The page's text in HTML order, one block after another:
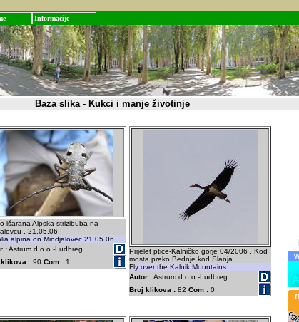
Informacije
Baza slika - Kukci i manje životinje
išarana Alpska strizibuba na
. 21.05.06
alpina on Mindjalovec 21.05.06.
:Astrum d.o.o.-Ludbreg
: 90 Com : 1
Prijelet ptice-Kalničko gorje 04/2006 . Kod
mosta preko Bednje kod Slanja .
Fly over the Kalnik Mountains.
Autor :Astrum d.o.o.-Ludbreg
Broj klikova : 82 Com : 0